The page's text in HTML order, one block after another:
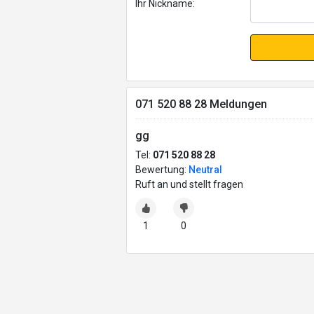
Ihr Nickname:
071 520 88 28 Meldungen
gg
Tel: 071 520 88 28
Bewertung: Neutral
Ruft an und stellt fragen
1 0